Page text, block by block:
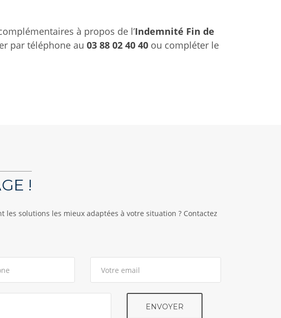
à propos de l’Indemnité Fin de
par téléphone au 03 88 02 40 40 ou compléter le
!
solutions les mieux adaptées à votre situation ? Contactez